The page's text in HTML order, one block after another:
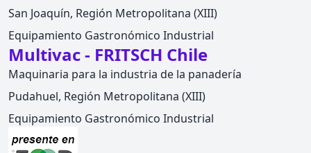
San Joaquín, Región Metropolitana (XIII)
Equipamiento Gastronómico Industrial
Multivac - FRITSCH Chile
Maquinaria para la industria de la panadería
Pudahuel, Región Metropolitana (XIII)
Equipamiento Gastronómico Industrial